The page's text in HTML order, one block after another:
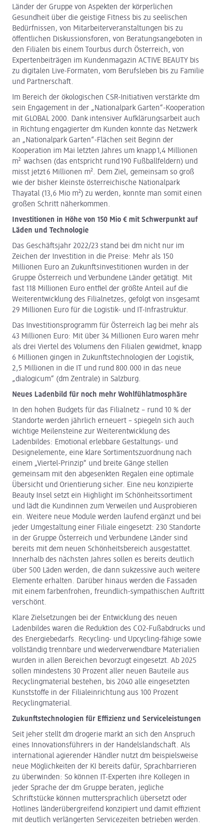
Länder der Gruppe von Aspekten der körperlichen
Gesundheit über die geistige Fitness bis zu seelischen
Bedürfnissen, von Mitarbeiterveranstaltungen bis zu
öffentlichen Diskussionsforen, von Beratungsangeboten in
den Filialen bis einem Tourbus durch Österreich, von
Expertenbeiträgen im Kundenmagazin ACTIVE BEAUTY bis
zu digitalen Live-Formaten, vom Berufsleben bis zu Familie
und Partnerschaft.
Im Bereich der ökologischen CSR-Initiativen verstärkte dm
sein Engagement in der „Nationalpark Garten“-Kooperation
mit GLOBAL 2000. Dank intensiver Aufklärungsarbeit auch
in Richtung engagierter dm Kunden konnte das Netzwerk
an „Nationalpark Garten“-Flächen seit Beginn der
Kooperation im Mai letzten Jahres um knapp 1,4 Millionen
m² wachsen (das entspricht rund 190 Fußballfeldern) und
misst jetzt 6 Millionen m². Dem Ziel, gemeinsam so groß
wie der bisher kleinste österreichische Nationalpark
Thayatal (13,6 Mio m²) zu werden, konnte man somit einen
großen Schritt näherkommen.
Investitionen in Höhe von 150 Mio € mit Schwerpunkt auf
Läden und Technologie
Das Geschäftsjahr 2022/23 stand bei dm nicht nur im
Zeichen der Investition in die Preise: Mehr als 150
Millionen Euro an Zukunftsinvestitionen wurden in der
Gruppe Österreich und Verbundene Länder getätigt. Mit
fast 118 Millionen Euro entfiel der größte Anteil auf die
Weiterentwicklung des Filialnetzes, gefolgt von insgesamt
29 Millionen Euro für die Logistik- und IT-Infrastruktur.
Das Investitionsprogramm für Österreich lag bei mehr als
43 Millionen Euro: Mit über 34 Millionen Euro waren mehr
als drei Viertel des Volumens den Filialen gewidmet, knapp
6 Millionen gingen in Zukunftstechnologien der Logistik,
2,5 Millionen in die IT und rund 800.000 in das neue
„dialogicum“ (dm Zentrale) in Salzburg.
Neues Ladenbild für noch mehr Wohlfühlatmosphäre
In den hohen Budgets für das Filialnetz – rund 10 % der
Standorte werden jährlich erneuert – spiegeln sich auch
wichtige Meilensteine zur Weiterentwicklung des
Ladenbildes: Emotional erlebbare Gestaltungs- und
Designelemente, eine klare Sortimentszuordnung nach
einem „Viertel-Prinzip“ und breite Gänge stellen
gemeinsam mit den abgesenkten Regalen eine optimale
Übersicht und Orientierung sicher. Eine neu konzipierte
Beauty Insel setzt ein Highlight im Schönheitssortiment
und lädt die Kundinnen zum Verweilen und Ausprobieren
ein. Weitere neue Module werden laufend ergänzt und bei
jeder Umgestaltung einer Filiale eingesetzt: 230 Standorte
in der Gruppe Österreich und Verbundene Länder sind
bereits mit dem neuen Schönheitsbereich ausgestattet.
Innerhalb des nächsten Jahres sollen es bereits deutlich
über 500 Läden werden, die dann sukzessive auch weitere
Elemente erhalten. Darüber hinaus werden die Fassaden
mit einem farbenfrohen, freundlich-sympathischen Auftritt
verschönt.
Klare Zielsetzungen bei der Entwicklung des neuen
Ladenbildes waren die Reduktion des CO2-Fußabdrucks und
des Energiebedarfs. Recycling- und Upcycling-fähige sowie
vollständig trennbare und wiederverwendbare Materialien
wurden in allen Bereichen bevorzugt eingesetzt. Ab 2025
sollen mindestens 30 Prozent aller neuen Bauteile aus
Recyclingmaterial bestehen, bis 2040 alle eingesetzten
Kunststoffe in der Filialeinrichtung aus 100 Prozent
Recyclingmaterial.
Zukunftstechnologien für Effizienz und Serviceleistungen
Seit jeher stellt dm drogerie markt an sich den Anspruch
eines Innovationsführers in der Handelslandschaft. Als
international agierender Händler nutzt dm beispielsweise
neue Möglichkeiten der KI bereits dafür, Sprachbarrieren
zu überwinden: So können IT-Experten ihre Kollegen in
jeder Sprache der dm Gruppe beraten, jegliche
Schriftstücke können muttersprachlich übersetzt oder
Hotlines länderübergreifend konzipiert und damit effizient
mit deutlich verlängerten Servicezeiten betrieben werden.